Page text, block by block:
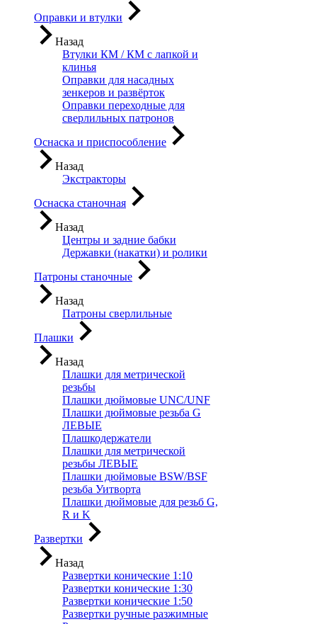
Оправки и втулки
Назад
Втулки КМ / КМ с лапкой и
клинья
Оправки для насадных
зенкеров и развёрток
Оправки переходные для
сверлильных патронов
Оснаска и приспособление
Назад
Экстракторы
Оснаска станочная
Назад
Центры и задние бабки
Державки (накатки) и ролики
Патроны станочные
Назад
Патроны сверлильные
Плашки
Назад
Плашки для метрической
резьбы
Плашки дюймовые UNC/UNF
Плашки дюймовые резьба G
ЛЕВЫЕ
Плашкодержатели
Плашки для метрической
резьбы ЛЕВЫЕ
Плашки дюймовые BSW/BSF
резьба Уитворта
Плашки дюймовые для резьб G,
R и K
Развертки
Назад
Развертки конические 1:10
Развертки конические 1:30
Развертки конические 1:50
Развертки ручные разжимные